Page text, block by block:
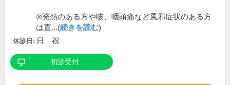
※発熱のある方や咳、咽頭痛など風邪症状のある方
は直...(続きを読む)
休診日: 日、祝
初診受付